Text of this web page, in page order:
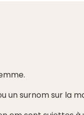
un surnom sur la